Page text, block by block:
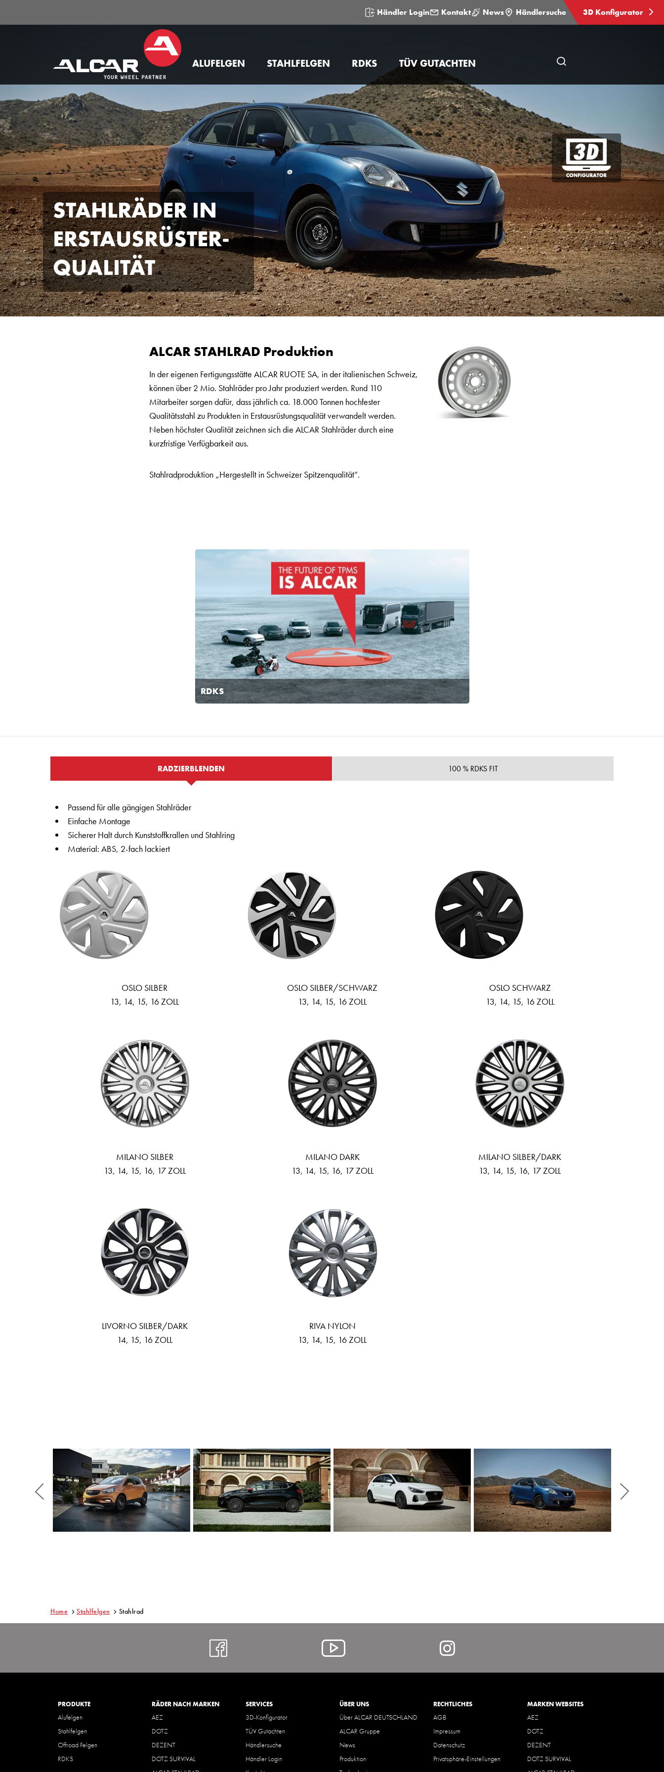
Händler Login Kontakt News Händlersuche 3D Konfigurator
ALUFELGEN STAHLFELGEN RDKS TÜV GUTACHTEN
3D
Konfigurator
STAHLRÄDER IN
ERSTAUSRÜSTER-
QUALITÄT
ALCAR STAHLRAD Produktion
In der eigenen Fertigungsstätte ALCAR RUOTE SA, in der italienischen Schweiz,
können über 2 Mio. Stahlräder pro Jahr produziert werden. Rund 110
Mitarbeiter sorgen dafür, dass jährlich ca. 18.000 Tonnen hochfester
Qualitätsstahl zu Produkten in Erstausrüstungsqualität verwandelt werden.
Neben höchster Qualität zeichnen sich die ALCAR Stahlräder durch eine
kurzfristige Verfügbarkeit aus.
Stahlradproduktion „Hergestellt in Schweizer Spitzenqualität“.
RDKS
RADZIERBLENDEN 100 % RDKS FIT
Passend für alle gängigen Stahlräder
Einfache Montage
Sicherer Halt durch Kunststoffkrallen und Stahlring
Material: ABS, 2-fach lackiert
OSLO SILBER
13, 14, 15, 16 ZOLL
OSLO SILBER/SCHWARZ
13, 14, 15, 16 ZOLL
OSLO SCHWARZ
13, 14, 15, 16 ZOLL
MILANO SILBER
13, 14, 15, 16, 17 ZOLL
MILANO DARK
13, 14, 15, 16, 17 ZOLL
MILANO SILBER/DARK
13, 14, 15, 16, 17 ZOLL
LIVORNO SILBER/DARK
14, 15, 16 ZOLL
RIVA NYLON
13, 14, 15, 16 ZOLL
Zurück Weiter
Home Stahlfelgen Stahlrad
https://www.facebook.com/AlcarDeutschlandGmbH/
Alcar
https://www.instagram.com/
PRODUKTE
Alufelgen
Stahlfelgen
Offroad Felgen
RDKS
RÄDER NACH MARKEN
AEZ
DOTZ
DEZENT
DOTZ SURVIVAL
SERVICES
3D-Konfigurator
TÜV Gutachten
Händlersuche
Händler Login
ÜBER UNS
Über ALCAR DEUTSCHLAND
ALCAR Gruppe
News
Produktion
RECHTLICHES
AGB
Impressum
Datenschutz
Privatsphäre-Einstellungen
MARKEN WEBSITES
AEZ
DOTZ
DEZENT
DOTZ SURVIVAL